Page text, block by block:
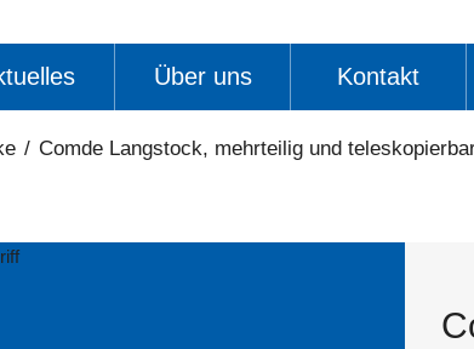
Über uns Kontakt
/ Comde Langstock, mehrteilig und